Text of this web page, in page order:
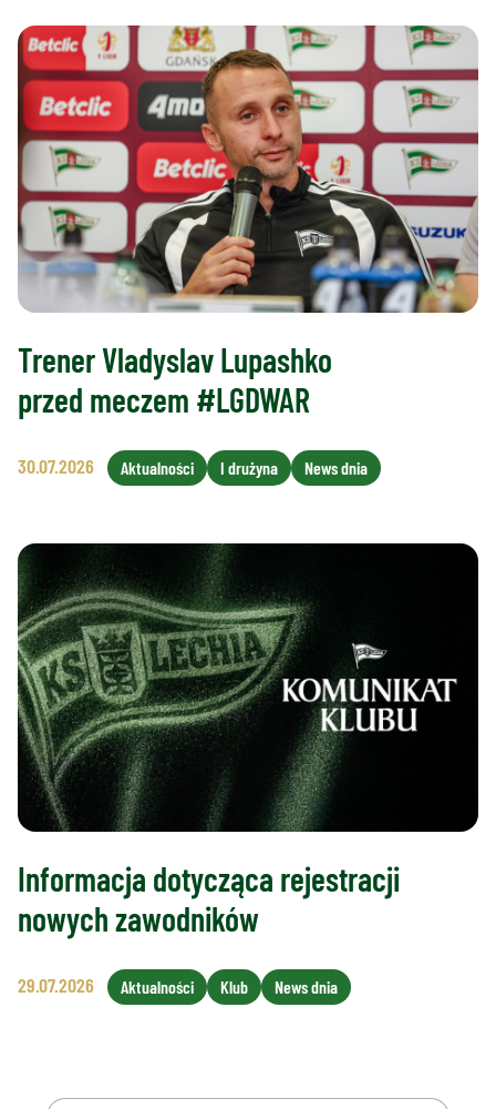
Trener Vladyslav Lupashko
przed meczem #LGDWAR
30.07.2026 Aktualności I drużyna News dnia
Informacja dotycząca rejestracji
nowych zawodników
29.07.2026 Aktualności Klub News dnia